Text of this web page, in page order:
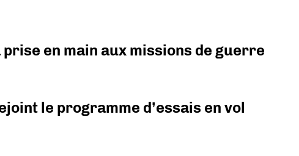
prise en main aux missions de guerre
le programme d’essais en vol